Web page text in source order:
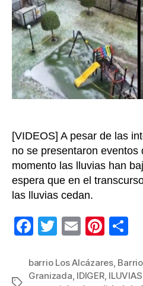
[VIDEOS] A pesar de las
no se presentaron eventos
momento las lluvias han
espera que en el
las lluvias cedan.
F
c
T
tt
E
ail
Pi
er
Etiquetas
barrio Los Alcázares,
Granizada, IDIGER,